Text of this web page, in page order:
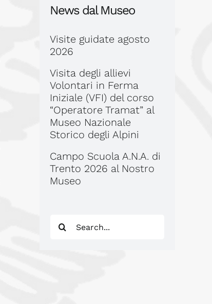
News dal Museo
Visite guidate agosto
2026
Visita degli allievi
Volontari in Ferma
Iniziale (VFI) del corso
“Operatore Tramat” al
Museo Nazionale
Storico degli Alpini
Campo Scuola A.N.A. di
Trento 2026 al Nostro
Museo
Search